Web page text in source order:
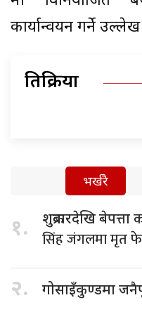
कार्यान्वयन गर्ने
प्रतिक्रिया
भर्खरै
१. शुक्रबारदेखि बेपत्ता
सिंह जंगलमा मृत
२. गोसाइँकुण्डमा